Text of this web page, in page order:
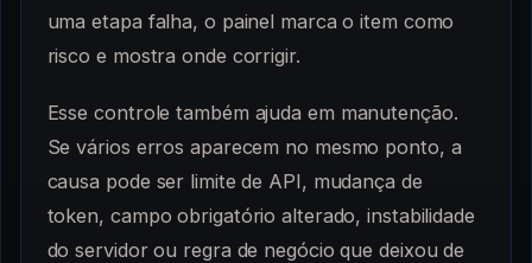
uma etapa falha, o painel marca o item como
risco e mostra onde corrigir.
Esse controle também ajuda em manutenção.
Se vários erros aparecem no mesmo ponto, a
causa pode ser limite de API, mudança de
token, campo obrigatório alterado, instabilidade
do servidor ou regra de negócio que deixou de